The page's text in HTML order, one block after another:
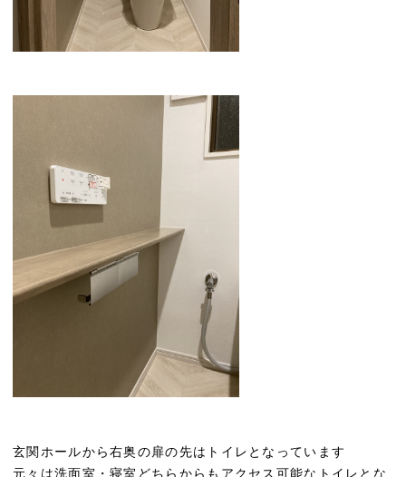
玄関ホールから右奥の扉の先はトイレとなっています
元々は洗面室・寝室どちらからもアクセス可能なトイレとな